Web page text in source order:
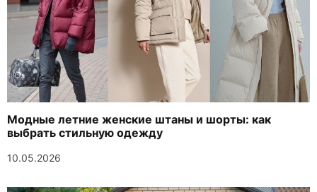
Модные летние женские штаны и шорты: как
выбрать стильную одежду
10.05.2026